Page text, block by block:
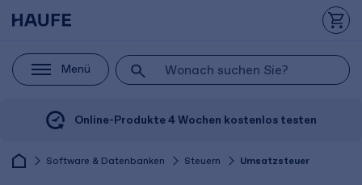
Menü
Online-Produkte 4 Wochen kostenlos testen
Software & Datenbanken Steuern Umsatzsteuer